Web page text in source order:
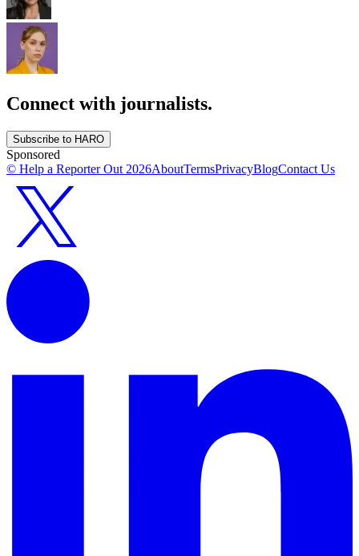
Connect with journalists.
Subscribe to HARO
Sponsored
© Help a Reporter Out 2026AboutTermsPrivacyBlogContact Us